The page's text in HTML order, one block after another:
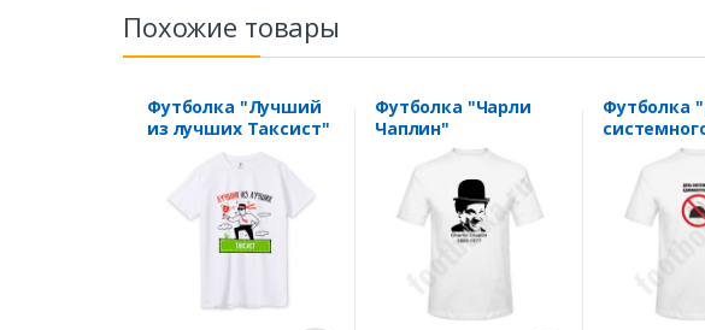
Похожие товары
Футболка "Лучший
из лучших Таксист"
Футболка "Чарли
Чаплин"
Футболка